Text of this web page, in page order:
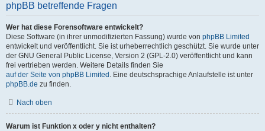
phpBB betreffende Fragen
Wer hat diese Forensoftware entwickelt?
Diese Software (in ihrer unmodifizierten Fassung) wurde von phpBB Limited
entwickelt und veröffentlicht. Sie ist urheberrechtlich geschützt. Sie wurde unter
der GNU General Public License, Version 2 (GPL-2.0) veröffentlicht und kann
frei vertrieben werden. Weitere Details finden Sie
auf der Seite von phpBB Limited . Eine deutschsprachige Anlaufstelle ist unter
phpBB.de zu finden.
Nach oben
Warum ist Funktion x oder y nicht enthalten?